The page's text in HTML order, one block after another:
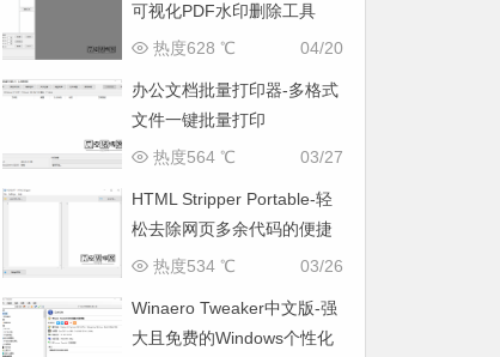
可视化PDF水印删除工具
04/20
热度628 ℃
办公文档批量打印器-多格式
文件一键批量打印
03/27
热度564 ℃
HTML Stripper Portable-轻
松去除网页多余代码的便捷
工具
03/26
热度534 ℃
Winaero Tweaker中文版-强
大且免费的Windows个性化